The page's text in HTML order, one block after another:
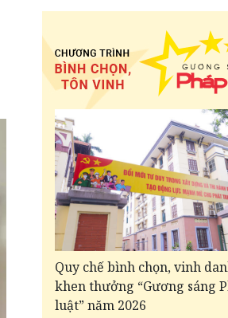
Quy chế bình chọn, vinh
khen thưởng “Gương sáng
luật” năm 2026